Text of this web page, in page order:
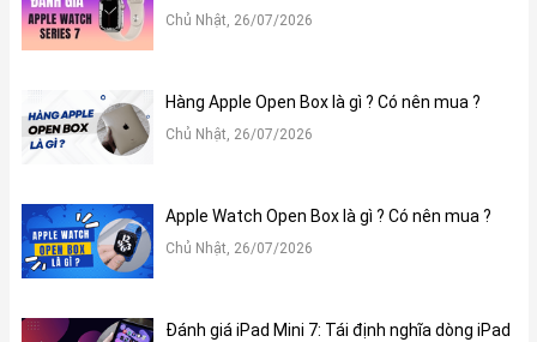
Chủ Nhật, 26/07/2026
Hàng Apple Open Box là gì ? Có nên mua ?
Chủ Nhật, 26/07/2026
Apple Watch Open Box là gì ? Có nên mua ?
Chủ Nhật, 26/07/2026
Đánh giá iPad Mini 7: Tái định nghĩa dòng iPad